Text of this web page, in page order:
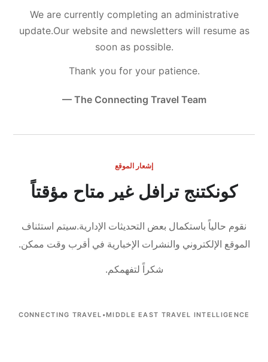
We are currently completing an administrative
update.Our website and newsletters will resume as
soon as possible.
Thank you for your patience.
— The Connecting Travel Team
إشعار الموقع
كونكتنج ترافل غير متاح مؤقتاً
نقوم حالياً باستكمال بعض التحديثات الإدارية.سيتم استئناف
الموقع الإلكتروني والنشرات الإخبارية في أقرب وقت ممكن.
شكراً لتفهمكم.
CONNECTING TRAVEL •MIDDLE EAST TRAVEL INTELLIGENCE